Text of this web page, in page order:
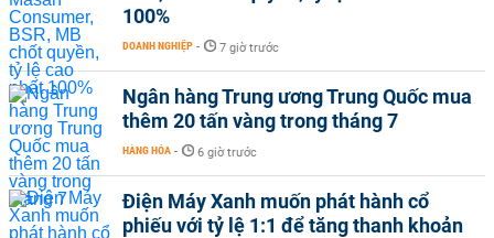
100%
DOANH NGHIỆP - 7 giờ trước
Ngân hàng Trung ương Trung Quốc mua
thêm 20 tấn vàng trong tháng 7
HÀNG HÓA - 6 giờ trước
Điện Máy Xanh muốn phát hành cổ
phiếu với tỷ lệ 1:1 để tăng thanh khoản